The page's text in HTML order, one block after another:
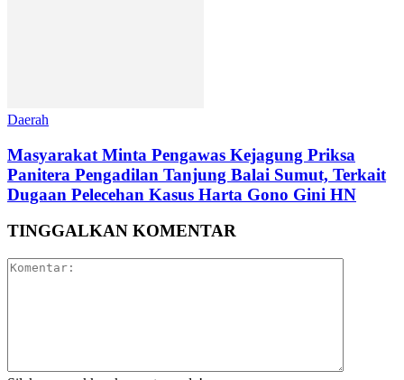
Daerah
Masyarakat Minta Pengawas Kejagung Priksa
Panitera Pengadilan Tanjung Balai Sumut, Terkait
Dugaan Pelecehan Kasus Harta Gono Gini HN
TINGGALKAN KOMENTAR